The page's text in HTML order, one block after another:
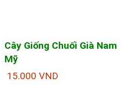
Cây Giống Chuối Già Nam
Mỹ
15.000 VND